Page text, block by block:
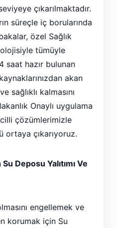
çıkarılmaktadır.
süreçle iç borularında
özel Sağlık
tümüyle
saat hazır bulunan
akan
sağlıklı kalmasını
Onaylı uygulama
çözümlerimizle
ortaya çıkarıyoruz.
Deposu Yalıtımı Ve
engellemek ve
korumak için Su